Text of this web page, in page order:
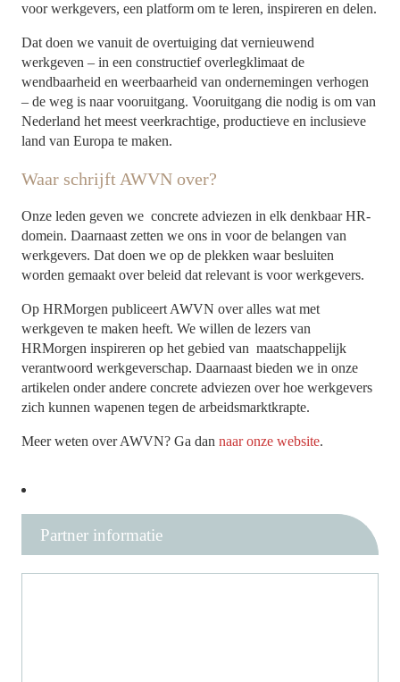
voor werkgevers, een platform om te leren, inspireren en delen.
Dat doen we vanuit de overtuiging dat vernieuwend
werkgeven – in een constructief overlegklimaat de
wendbaarheid en weerbaarheid van ondernemingen verhogen
– de weg is naar vooruitgang. Vooruitgang die nodig is om van
Nederland het meest veerkrachtige, productieve en inclusieve
land van Europa te maken.
Waar schrijft AWVN over?
Onze leden geven we concrete adviezen in elk denkbaar HR-
domein. Daarnaast zetten we ons in voor de belangen van
werkgevers. Dat doen we op de plekken waar besluiten
worden gemaakt over beleid dat relevant is voor werkgevers.
Op HRMorgen publiceert AWVN over alles wat met
werkgeven te maken heeft. We willen de lezers van
HRMorgen inspireren op het gebied van maatschappelijk
verantwoord werkgeverschap. Daarnaast bieden we in onze
artikelen onder andere concrete adviezen over hoe werkgevers
zich kunnen wapenen tegen de arbeidsmarktkrapte.
Meer weten over AWVN? Ga dannaar onze website.
Partner informatie